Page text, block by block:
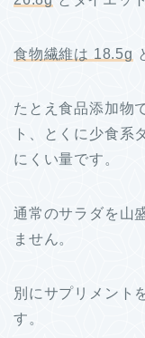
食物繊維は 18.5g
たとえ食品添加物
ト、とくに少食系
にくい量です。
通常のサラダを山
ません。
別にサプリメント
す。